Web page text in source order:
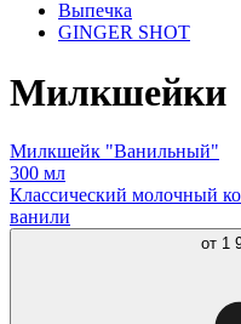
Выпечка
GINGER SHOT
Милкшейки
Милкшейк "Ванильный"
300 мл
Классический молочный
ванили
от 1